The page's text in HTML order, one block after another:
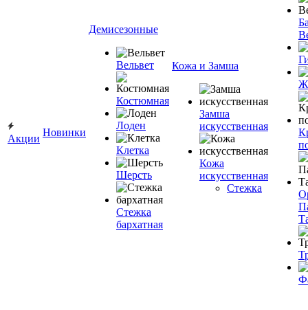
Акции
Новинки
Демисезонные
Вельвет
Костюмная
Лоден
Клетка
Шерсть
Стежка
бархатная
Кожа и Замша
Замша
искусственная
Кожа
искусственная
Стежка